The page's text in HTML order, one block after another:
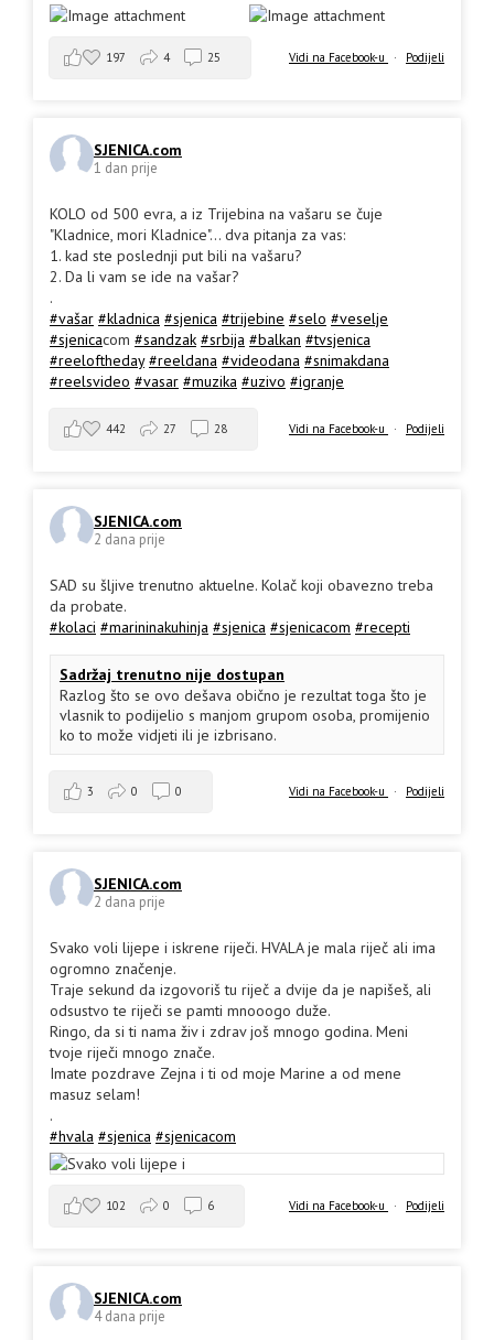
Vidi na Facebook-u · Podijeli
197 4 25
SJENICA.com
1 dan prije
KOLO od 500 evra, a iz Trijebina na vašaru se čuje
"Kladnice, mori Kladnice"... dva pitanja za vas:
1. kad ste poslednji put bili na vašaru?
2. Da li vam se ide na vašar?
.
#vašar #kladnica #sjenica #trijebine #selo #veselje
#sjenicacom #sandzak #srbija #balkan #tvsjenica
#reeloftheday #reeldana #videodana #snimakdana
#reelsvideo #vasar #muzika #uzivo #igranje
Vidi na Facebook-u · Podijeli
442 27 28
SJENICA.com
2 dana prije
SAD su šljive trenutno aktuelne. Kolač koji obavezno treba
da probate.
#kolaci #marininakuhinja #sjenica #sjenicacom #recepti
Sadržaj trenutno nije dostupan
Razlog što se ovo dešava obično je rezultat toga što je
vlasnik to podijelio s manjom grupom osoba, promijenio
ko to može vidjeti ili je izbrisano.
Vidi na Facebook-u · Podijeli
3 0 0
SJENICA.com
2 dana prije
Svako voli lijepe i iskrene riječi. HVALA je mala riječ ali ima
ogromno značenje.
Traje sekund da izgovoriš tu riječ a dvije da je napišeš, ali
odsustvo te riječi se pamti mnooogo duže.
Ringo, da si ti nama živ i zdrav još mnogo godina. Meni
tvoje riječi mnogo znače.
Imate pozdrave Zejna i ti od moje Marine a od mene
masuz selam!
.
#hvala #sjenica #sjenicacom
Vidi na Facebook-u · Podijeli
102 0 6
SJENICA.com
4 dana prije